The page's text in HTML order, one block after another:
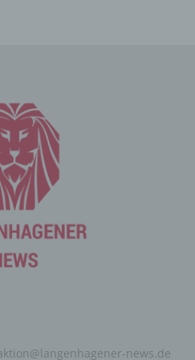
news.de
Softwareprogramme
allen gängigen
Deaktiviert die betroffene
in dem genutzten
Umständen nicht alle
vollumfänglich nutzbar.
Daten